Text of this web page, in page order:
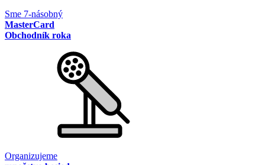
Sme 7-násobný
MasterCard
Obchodník roka
Organizujeme